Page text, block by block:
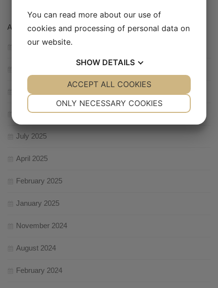
ARCHIVES
May 2026
October 2025
August 2025
July 2025
April 2025
February 2025
January 2025
November 2024
August 2024
February 2024
You can read more about our use of
cookies and processing of personal data on
our website.
SHOW DETAILS
YES NO YES NO
ONLY NECESSARY COOKIES
ACCEPT ALL COOKIES